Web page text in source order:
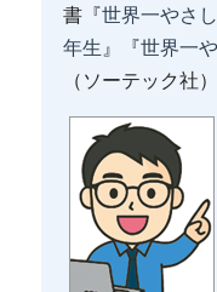
書『世界一やさ
年生 』『世界一
（ソーテック社）